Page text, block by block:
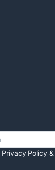
Privacy Policy &